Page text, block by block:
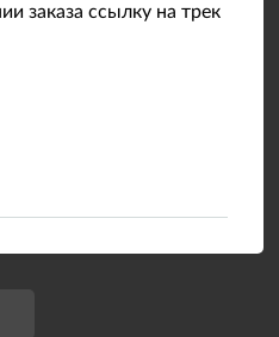
заказа ссылку на трек